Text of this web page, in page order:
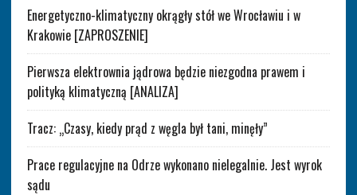
Energetyczno-klimatyczny okrągły stół we Wrocławiu i w
Krakowie [ZAPROSZENIE]
Pierwsza elektrownia jądrowa będzie niezgodna prawem i
polityką klimatyczną [ANALIZA]
Tracz: „Czasy, kiedy prąd z węgla był tani, minęły”
Prace regulacyjne na Odrze wykonano nielegalnie. Jest wyrok
sądu